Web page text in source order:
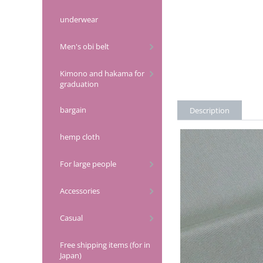
underwear
Men's obi belt
Kimono and hakama for
graduation
bargain
hemp cloth
For large people
Accessories
Casual
Free shipping items (for in
Japan)
Description